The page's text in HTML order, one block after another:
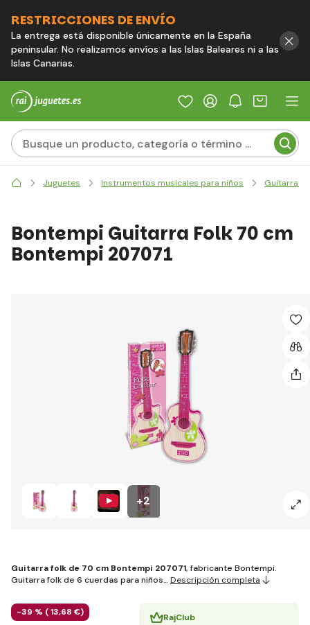
RESTRICCIONES DE ENVÍO
La entrega está disponible únicamente en la España
peninsular. No realizamos envíos a las Islas Baleares ni a las
Islas Canarias.
Juguetes Instrumentos musicales para niños Guitarras
+2
Bontempi Guitarra Folk 70 cm
Bontempi 207071
Guitarra folk de 70 cm Bontempi 207071, fabricante Bontempi.
Guitarra folk de 6 cuerdas para niños… Descripción completa
-39 % (13,68 €)
RajClub